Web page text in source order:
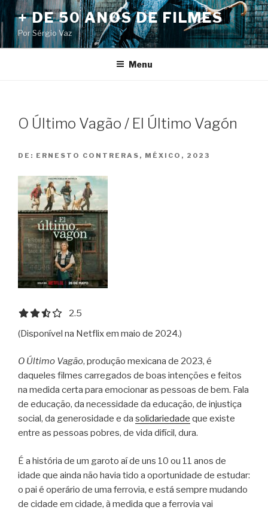
Pular
para
o
conteúdo
+ DE 50 ANOS DE FILMES
Por Sérgio Vaz
Menu
O Último Vagão / El Último Vagón
DE: ERNESTO CONTRERAS, MÉXICO, 2023
2.5 out of 5.0 stars
2.5
(Disponível na Netflix em maio de 2024.)
O Último Vagão, produção mexicana de 2023, é
daqueles filmes carregados de boas intenções e feitos
na medida certa para emocionar as pessoas de bem. Fala
de educação, da necessidade da educação, de injustiça
social, da generosidade e da solidariedade que existe
entre as pessoas pobres, de vida difícil, dura.
É a história de um garoto aí de uns 10 ou 11 anos de
idade que ainda não havia tido a oportunidade de estudar:
o pai é operário de uma ferrovia, e está sempre mudando
de cidade em cidade, à medida que a ferrovia vai